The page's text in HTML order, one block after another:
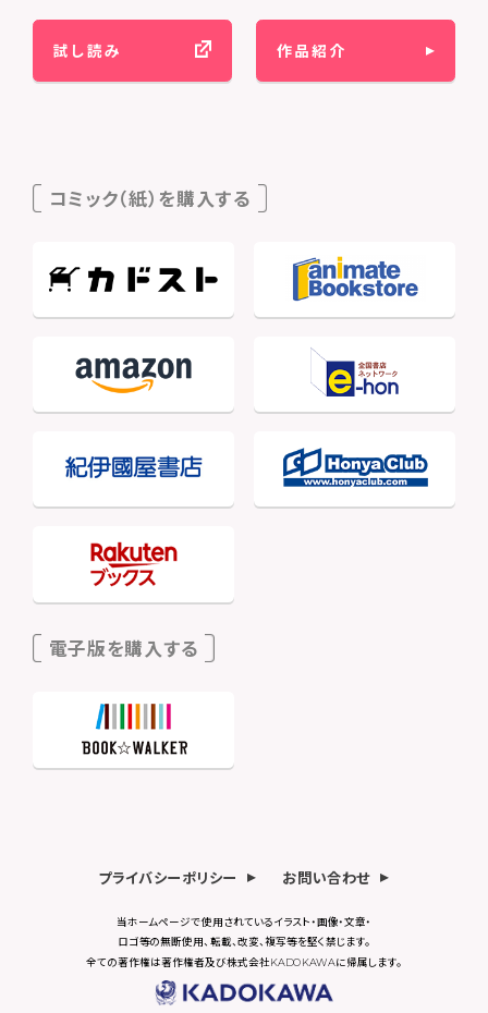
試し読み 作品紹介
コミック（紙）を購入する
電子版を購入する
プライバシーポリシー お問い合わせ
当ホームページで使用されているイラスト・画像・文章・
ロゴ等の無断使用、転載、改変、複写等を堅く禁じます。
全ての著作権は著作権者及び株式会社KADOKAWAに帰属します。